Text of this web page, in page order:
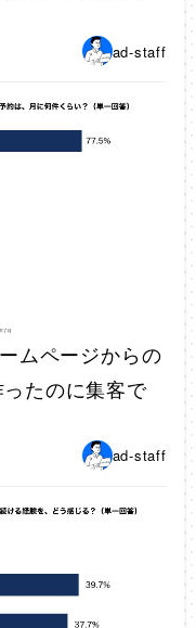
ad-staff
ムページからの
たのに集客で
ad-staff